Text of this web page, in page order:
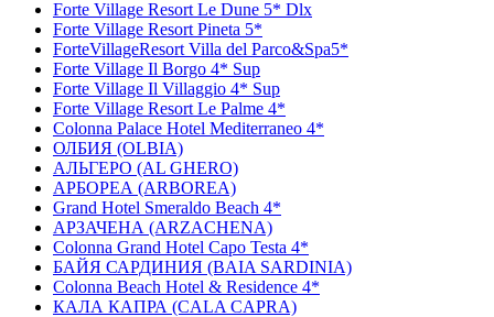
Forte Village Resort Le Dune 5* Dlx
Forte Village Resort Pineta 5*
ForteVillageResort Villa del Parco&Spа5*
Forte Village Il Borgo 4* Sup
Forte Village Il Villaggio 4* Sup
Forte Village Resort Le Palme 4*
Colonna Palace Hotel Mediterraneo 4*
ОЛБИЯ (OLBIA)
АЛЬГЕРО (AL GHERO)
АРБОРЕА (ARBOREA)
Grand Hotel Smeraldo Beach 4*
АРЗАЧЕНА (ARZACHENA)
Colonna Grand Hotel Capo Testa 4*
БАЙЯ САРДИНИЯ (BAIA SARDINIA)
Colonna Beach Hotel & Residence 4*
КАЛА КАПРА (CALA CAPRA)